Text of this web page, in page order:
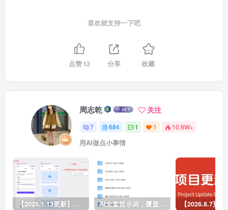
喜欢就支持一下吧
点赞12 分享 收藏
周志乾 关注
7 684 1 1 10.9W+
用AI做点小事情
【2025.1.13更新】Coze应用实战 如何利用coze应用功能，开发一个小程序，并发布到微信 AI全套提示词，覆盖微头条、小说、短视频脚本等32+创作场景